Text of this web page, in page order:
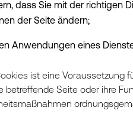
dass Sie mit der richtigen
der Seite ändern;
Anwendungen eines
ist eine Voraussetzung
betreffende Seite oder ihre